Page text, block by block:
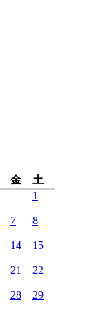
金
土
1
7 8
14 15
21 22
28 29